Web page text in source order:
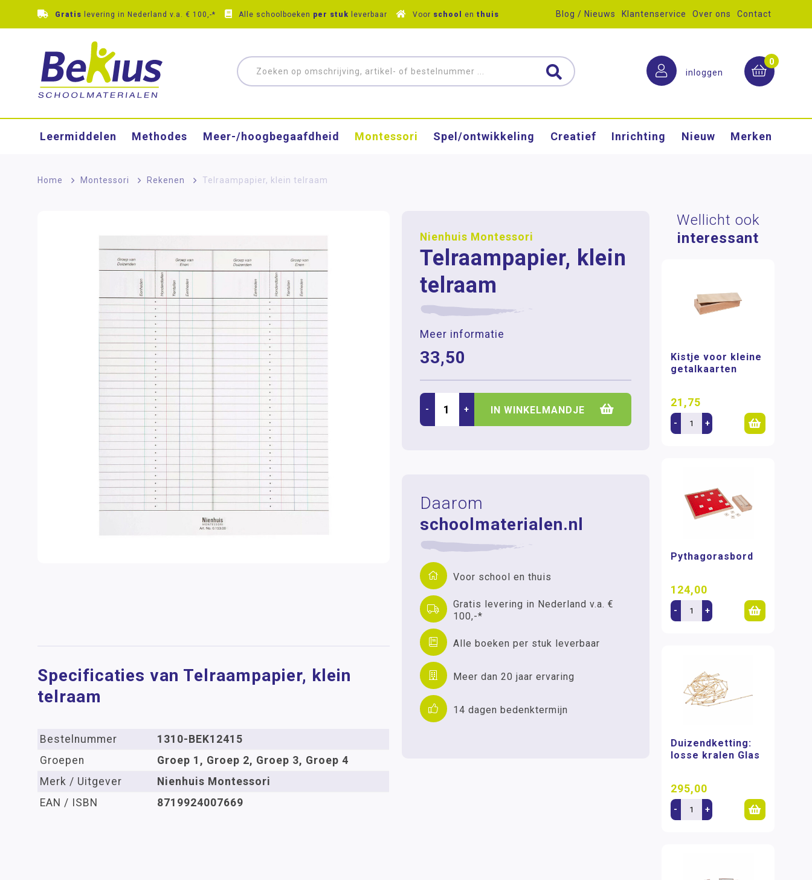
Gratis levering in Nederland v.a. € 100,-* Alle schoolboeken per stuk leverbaar Voor school en thuis Blog / Nieuws Klantenservice Over ons Contact
inloggen
0
Leermiddelen Methodes Meer-/hoog­begaafdheid Montessori Spel/ontwikkeling Creatief Inrichting Nieuw Merken
Home > Montessori > Rekenen > Telraampapier, klein telraam
Nienhuis Montessori
Telraampapier, klein
telraam
Meer informatie
33,50
- + IN WINKELMANDJE
Daarom
schoolmaterialen.nl
Voor school en thuis
Gratis levering in Nederland v.a. €
100,-*
Alle boeken per stuk leverbaar
Meer dan 20 jaar ervaring
14 dagen bedenktermijn
Specificaties van Telraampapier, klein
telraam
Bestelnummer
1310-BEK12415
Groepen
Groep 1, Groep 2, Groep 3, Groep 4
Merk / Uitgever
Nienhuis Montessori
EAN / ISBN
8719924007669
Wellicht ook
interessant
Kistje voor kleine
getalkaarten
21,75
- +
Pythagorasbord
124,00
- +
Duizendketting:
losse kralen Glas
295,00
- +